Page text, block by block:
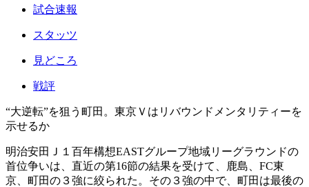
試合速報
スタッツ
見どころ
戦評
“大逆転”を狙う町田。東京Ｖはリバウンドメンタリティーを
示せるか
明治安田Ｊ１百年構想EASTグループ地域リーグラウンドの
首位争いは、直近の第16節の結果を受けて、鹿島、FC東
京、町田の３強に絞られた。その３強の中で、町田は最後の